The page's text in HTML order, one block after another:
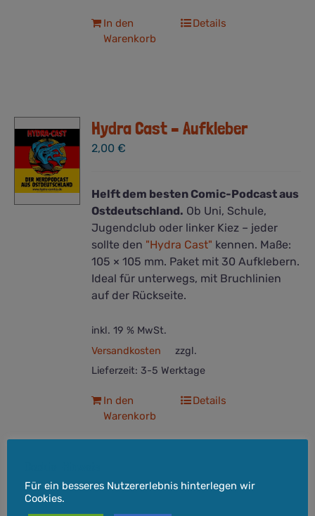
In den
Warenkorb
Details
Hydra Cast – Aufkleber
2,00€
Helft dem besten Comic-Podcast aus
Ostdeutschland. Ob Uni, Schule,
Jugendclub oder linker Kiez – jeder
sollte den "Hydra Cast" kennen. Maße:
105 × 105 mm. Paket mit 30 Aufklebern.
Ideal für unterwegs, mit Bruchlinien
auf der Rückseite.
inkl. 19 % MwSt.
zzgl.
Versandkosten
Lieferzeit: 3-5 Werktage
In den
Warenkorb
Details
Für ein besseres Nutzererlebnis hinterlegen wir
Cookies.